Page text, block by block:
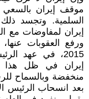
موقف إيران بالسعي
السلمية. وتجسد
إيران لمفاوضات مع
ورفع العقوبات
2015، في عهد
إيران في ظل هذا
منخفضة وبالسماح
بعد انسحاب الرئيس